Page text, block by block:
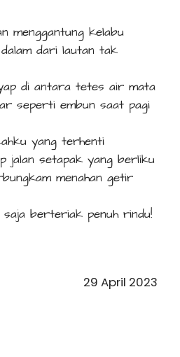
menggantung kelabu
dari lautan tak
di antara tetes air mata
seperti embun saat pagi
yang terhenti
jalan setapak yang berliku
menahan getir
saja berteriak penuh rindu!
29 April 2023